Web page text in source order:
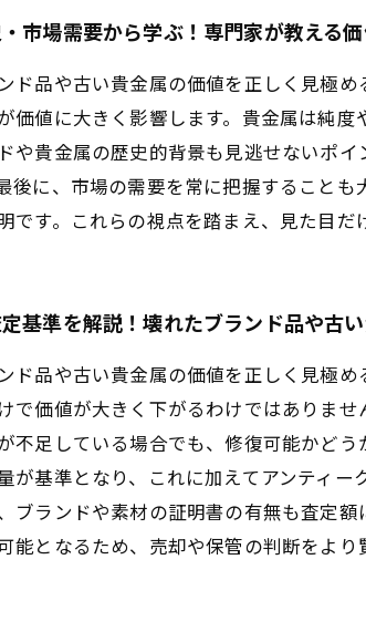
市場需要から学ぶ！専門家が教える
ド品や古い貴金属の価値を正しく見極
価値に大きく影響します。貴金属は純
や貴金属の歴史的背景も見逃せないポ
後に、市場の需要を常に把握すること
です。これらの視点を踏まえ、見た目
基準を解説！壊れたブランド品や古
ド品や古い貴金属の価値を正しく見極
で価値が大きく下がるわけではありま
不足している場合でも、修復可能かど
が基準となり、これに加えてアンティ
ブランドや素材の証明書の有無も査定
能となるため、売却や保管の判断をより